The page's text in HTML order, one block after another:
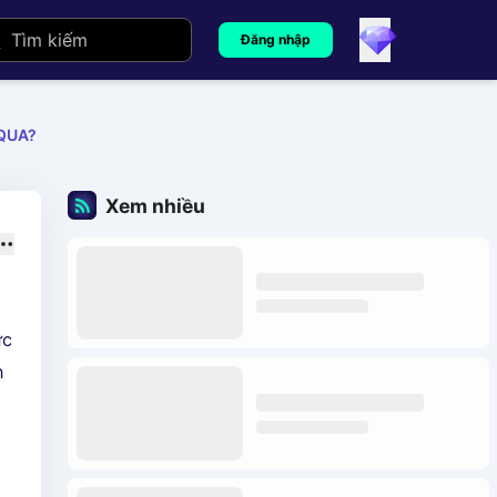
Đăng nhập
Xem nhiều